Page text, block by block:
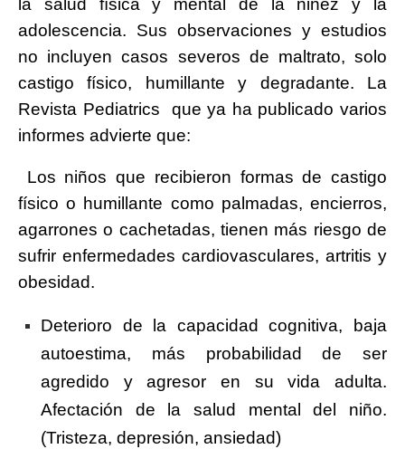
la salud física y mental de la niñez y la
adolescencia. Sus observaciones y estudios
no incluyen casos severos de maltrato, solo
castigo físico, humillante y degradante. La
Revista Pediatrics que ya ha publicado varios
informes advierte que:
Los niños que recibieron formas de castigo
físico o humillante como palmadas, encierros,
agarrones o cachetadas, tienen más riesgo de
sufrir enfermedades cardiovasculares, artritis y
obesidad.
Deterioro de la capacidad cognitiva, baja
autoestima, más probabilidad de ser
agredido y agresor en su vida adulta.
Afectación de la salud mental del niño.
(Tristeza, depresión, ansiedad)